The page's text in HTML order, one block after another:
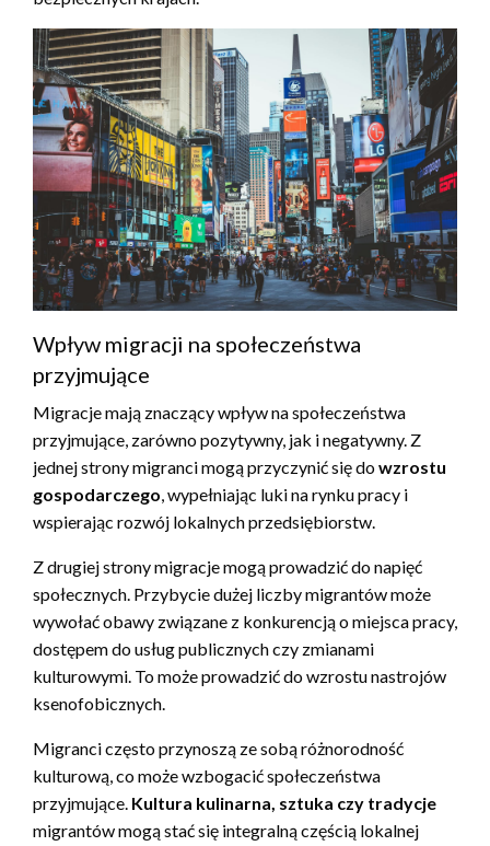
Wpływ migracji na społeczeństwa
przyjmujące
Migracje mają znaczący wpływ na społeczeństwa
przyjmujące, zarówno pozytywny, jak i negatywny. Z
jednej strony migranci mogą przyczynić się dowzrostu
gospodarczego, wypełniając luki na rynku pracy i
wspierając rozwój lokalnych przedsiębiorstw.
Z drugiej strony migracje mogą prowadzić do napięć
społecznych. Przybycie dużej liczby migrantów może
wywołać obawy związane z konkurencją o miejsca pracy,
dostępem do usług publicznych czy zmianami
kulturowymi. To może prowadzić do wzrostu nastrojów
ksenofobicznych.
Migranci często przynoszą ze sobą różnorodność
kulturową, co może wzbogacić społeczeństwa
przyjmujące. Kultura kulinarna, sztuka czy tradycje
migrantów mogą stać się integralną częścią lokalnej